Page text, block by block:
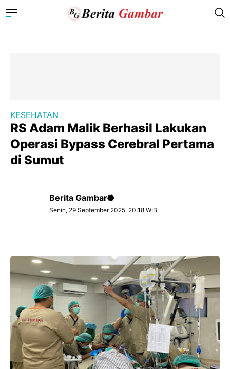
KESEHATAN
RS Adam Malik Berhasil Lakukan
Operasi Bypass Cerebral Pertama
di Sumut
Berita Gambar
Senin, 29 September 2025, 20:18 WIB